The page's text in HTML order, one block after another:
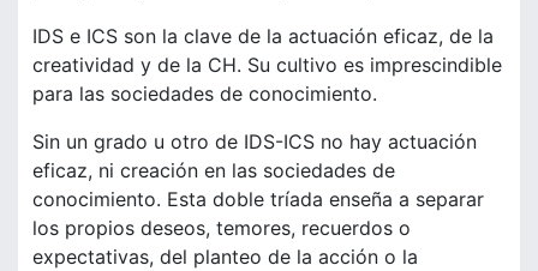
IDS e ICS son la clave de la actuación eficaz, de la
creatividad y de la CH. Su cultivo es imprescindible
para las sociedades de conocimiento.
Sin un grado u otro de IDS-ICS no hay actuación
eficaz, ni creación en las sociedades de
conocimiento. Esta doble tríada enseña a separar
los propios deseos, temores, recuerdos o
expectativas, del planteo de la acción o la